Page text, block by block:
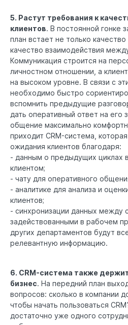
5. Растут требования к
клиентов. В постоянной гонке
план встает не только
качество взаимодействия
Коммуникация строится на
личностном отношении, а
на высоком уровне. В связи с
необходимо быстро
вспомнить предыдущие
дать оперативный ответ на его
общение максимально
приходит CRM-система,
ожидания клиентов благодаря:
- данным о предыдущих циклах
клиентом;
- чату для оперативного
- аналитике для анализа и
клиентов;
- синхронизации данных между
задействованными в рабочем
других департаментов будут
релевантную информацию.
6. CRM-система также
бизнес. На передний план
вопросов: сколько в компании
чтобы начать пользоваться
достаточно уже одного